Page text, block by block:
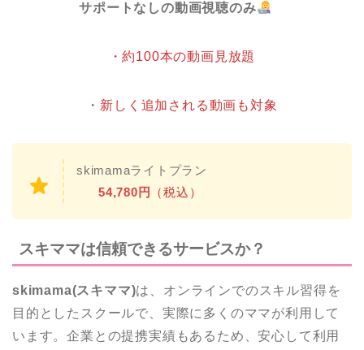
サポートなしの動画視聴のみ
・約100本の動画見放題
・新しく追加される動画も対象
skimamaライトプラン
54,780円
（税込）
スキママは信頼できるサービスか？
skimama(スキママ)は、オンラインでのスキル習得を
目的としたスクールで、実際に多くのママが利用して
います。企業との提携実績もあるため、安心して利用